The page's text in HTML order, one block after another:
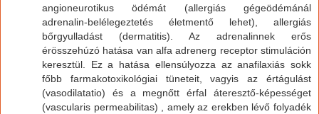
angioneurotikus ödémát (allergiás gégeödémánál
adrenalin-belélegeztetés életmentő lehet), allergiás
bőrgyulladást (dermatitis). Az adrenalinnek erős
érösszehúzó hatása van alfa adrenerg receptor stimuláción
keresztül. Ez a hatása ellensúlyozza az anafilaxiás sokk
főbb farmakotoxikológiai tüneteit, vagyis az értágulást
(vasodilatatio) és a megnőtt érfal áteresztő-képességet
(vascularis permeabilitas) , amely az erekben lévő folyadék